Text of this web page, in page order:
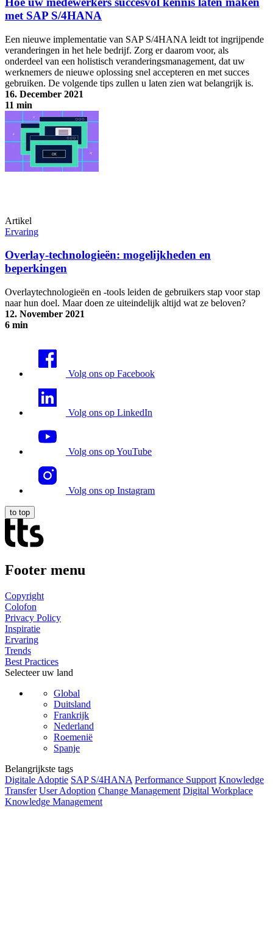
met SAP S/4HANA
Een nieuwe implementatie van SAP S/4HANA leidt tot ingrijpende
veranderingen in het hele bedrijf. Zorg er daarom voor, als
onderdeel van een holistisch veranderingsmanagement, dat uw
werknemers de nieuwe oplossing snel accepteren en met succes
gebruiken. De volgende tips zullen u laten zien wat belangrijk is.
16. December 2021
11 min
Hoe uw medewerkers succesvol kennis laten maken met SAP
S/4HANA
Artikel
Ervaring
Overlay-technologieën: mogelijkheden en
beperkingen
Overlaytechnologieën en -tools leiden de gebruikers stap voor stap
naar hun doel. Maar doen ze uiteindelijk altijd wat ze beloven?
12. November 2021
6 min
Volg ons op Facebook
Volg ons op LinkedIn
Volg ons op YouTube
Volg ons op Instagram
to top
Footer menu
Copyright
Colofon
Privacy Policy
Inspiratie
Ervaring
Trends
Best Practices
Selecteer uw land
Global
Duitsland
Frankrijk
Nederland
Roemenië
Spanje
Belangrijkste tags
Digitale Adoptie SAP S/4HANA Performance Support Knowledge
Transfer User Adoption Change Management Digital Workplace
Knowledge Management